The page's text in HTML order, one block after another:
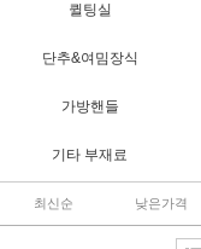
퀼팅실
단추&여밈장식
가방핸들
기타 부재료
최신순 낮은가격